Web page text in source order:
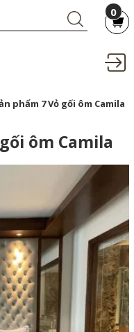
0
phẩm 7 Vỏ gối ôm Camila
ôm Camila